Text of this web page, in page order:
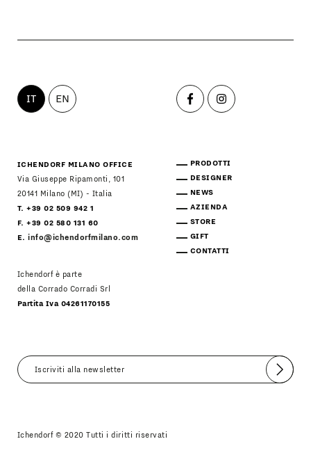
IT EN
ICHENDORF MILANO OFFICE
Via Giuseppe Ripamonti, 101
20141 Milano (MI) - Italia
T. +39 02 509 942 1
F. +39 02 580 131 60
E.info@ichendorfmilano.com
Ichendorf è parte
della Corrado Corradi Srl
Partita Iva 04261170155
PRODOTTI
DESIGNER
NEWS
AZIENDA
STORE
GIFT
CONTATTI
Invia
Ichendorf © 2020 Tutti i diritti riservati